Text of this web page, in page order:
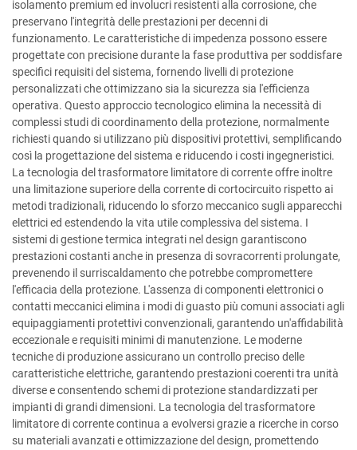
isolamento premium ed involucri resistenti alla corrosione, che
preservano l'integrità delle prestazioni per decenni di
funzionamento. Le caratteristiche di impedenza possono essere
progettate con precisione durante la fase produttiva per soddisfare
specifici requisiti del sistema, fornendo livelli di protezione
personalizzati che ottimizzano sia la sicurezza sia l'efficienza
operativa. Questo approccio tecnologico elimina la necessità di
complessi studi di coordinamento della protezione, normalmente
richiesti quando si utilizzano più dispositivi protettivi, semplificando
così la progettazione del sistema e riducendo i costi ingegneristici.
La tecnologia del trasformatore limitatore di corrente offre inoltre
una limitazione superiore della corrente di cortocircuito rispetto ai
metodi tradizionali, riducendo lo sforzo meccanico sugli apparecchi
elettrici ed estendendo la vita utile complessiva del sistema. I
sistemi di gestione termica integrati nel design garantiscono
prestazioni costanti anche in presenza di sovracorrenti prolungate,
prevenendo il surriscaldamento che potrebbe compromettere
l'efficacia della protezione. L'assenza di componenti elettronici o
contatti meccanici elimina i modi di guasto più comuni associati agli
equipaggiamenti protettivi convenzionali, garantendo un'affidabilità
eccezionale e requisiti minimi di manutenzione. Le moderne
tecniche di produzione assicurano un controllo preciso delle
caratteristiche elettriche, garantendo prestazioni coerenti tra unità
diverse e consentendo schemi di protezione standardizzati per
impianti di grandi dimensioni. La tecnologia del trasformatore
limitatore di corrente continua a evolversi grazie a ricerche in corso
su materiali avanzati e ottimizzazione del design, promettendo